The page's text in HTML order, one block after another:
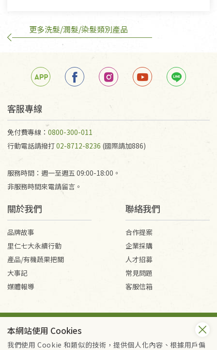
訂購手抄稿退貨需知：
手抄稿進行退貨時，請務必保持原包裝方式及使用原
若未保持原包裝方式或未使用原箱退回，導致書籍有
任何折損、磨損、污損或凹角，將不接受退貨，也不
不接受退貨之手抄稿，為敬重法寶故，里仁網購無法
代為結緣處理等。 若需將手抄稿寄還給消費者，因而
產生的運費100元/箱將由消費者負擔。
更多洗髮/潤髮/染髮類別產品
客服專線
免付費專線： 0800-300-011
行動電話請撥打02-8712-8236 (國際請加886)
服務時間：週一至週五 09:00-18:00。
非服務時間來電請留言。
關於我們
品牌故事
里仁七大永續行動
產品/有機蔬果把關
大事記
媒體報導
聯絡我們
合作提案
企業採購
人才招募
常見問題
客服信箱
Copyright © 2026 里仁事業股份有限公司(統編：16301262) /
里仁網購股份有限公司(統編：25149752)
本網站使用 Cookies
我們使用 Cookie 和類似的技術，提供個人化內容、根據用戶偏